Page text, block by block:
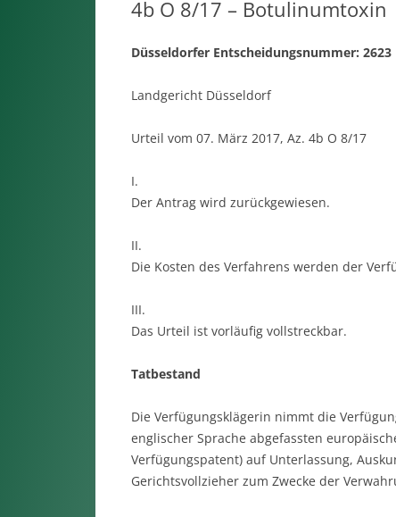
4b O 8/17 – Botulinumtoxin
Düsseldorfer Entscheidungsnummer: 2623
Landgericht Düsseldorf
Urteil vom 07. März 2017, Az. 4b O 8/17
I.
Der Antrag wird zurückgewiesen.
II.
Die Kosten des Verfahrens werden der
III.
Das Urteil ist vorläufig vollstreckbar.
Tatbestand
Die Verfügungsklägerin nimmt die
englischer Sprache abgefassten
Verfügungspatent) auf Unterlassung,
Gerichtsvollzieher zum Zwecke der